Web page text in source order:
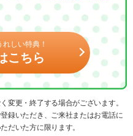
しい特典！
こちら
変更・終了する場合がございます。
録いただき、ご来社またはお電話に
だいた方に限ります。